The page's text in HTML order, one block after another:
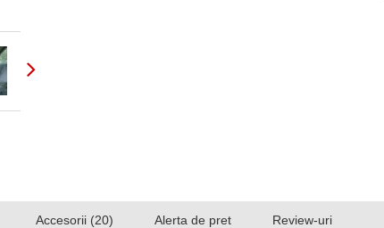
Accesorii (20) Alerta de pret Review-uri